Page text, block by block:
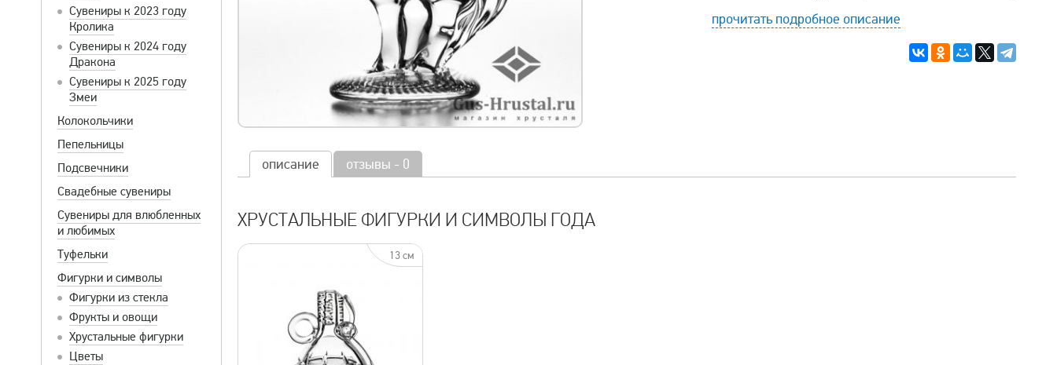
Сувениры к 2023 году
Кролика
Сувениры к 2024 году
Дракона
Сувениры к 2025 году
Змеи
Колокольчики
Пепельницы
Подсвечники
Свадебные сувениры
Сувениры для влюбленных
и любимых
Туфельки
Фигурки и символы
Фигурки из стекла
Фрукты и овощи
Хрустальные фигурки
Цветы
прочитать подробное описание
описание отзывы - 0
ХРУСТАЛЬНЫЕ ФИГУРКИ И СИМВОЛЫ ГОДА
13 см